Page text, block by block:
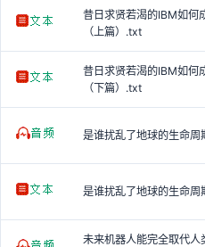
昔日求贤若渴的IBM如何
（上篇）.txt
昔日求贤若渴的IBM如何
（下篇）.txt
是谁扰乱了地球的生命周
是谁扰乱了地球的生命
未来机器人能完全取代人